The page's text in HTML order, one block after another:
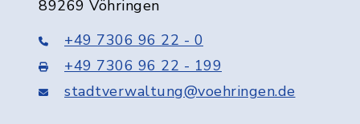
89269 Vöhringen
+49 7306 96 22 - 0
+49 7306 96 22 - 199
stadtverwaltung@voehringen.de